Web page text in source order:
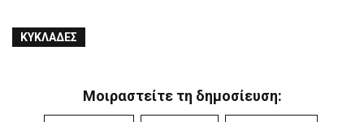
ΚΥΚΛΆΔΕΣ
Μοιραστείτε τη δημοσίευση: